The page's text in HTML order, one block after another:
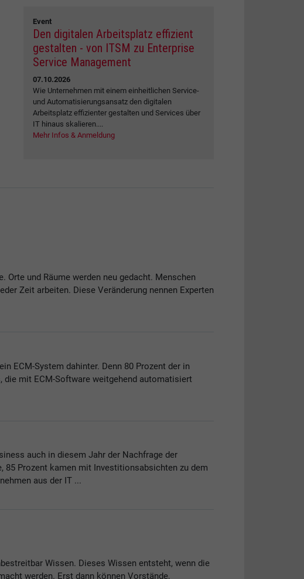
Event
Den digitalen Arbeitsplatz effizient
gestalten - von ITSM zu Enterprise
Service Management
07.10.2026
Wie Unternehmen mit einem einheitlichen Service-
und Automatisierungsansatz den digitalen
Arbeitsplatz effizienter gestalten und Services über
IT hinaus skalieren....
Mehr Infos & Anmeldung
und Räume werden neu gedacht. Menschen
Zeit arbeiten. Diese Veränderung nennen Experten
ECM-System dahinter. Denn 80 Prozent der in
mit ECM-Software weitgehend automatisiert
auch in diesem Jahr der Nachfrage der
85 Prozent kamen mit Investitionsabsichten zu dem
aus der IT ...
Wissen. Dieses Wissen entsteht, wenn die
werden. Erst dann können Vorstände,